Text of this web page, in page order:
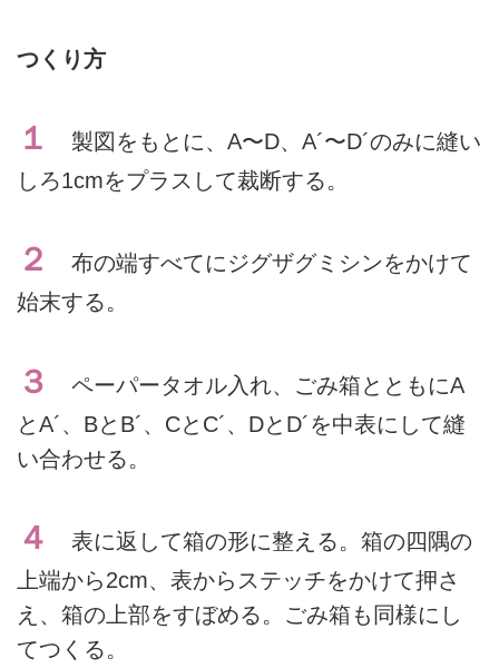
つくり方
１
製図をもとに、A〜D、A´〜D´のみに縫い
しろ1cmをプラスして裁断する。
２
布の端すべてにジグザグミシンをかけて
始末する。
３
ペーパータオル入れ、ごみ箱とともにA
とA´、BとB´、CとC´、DとD´を中表にして縫
い合わせる。
４
表に返して箱の形に整える。箱の四隅の
上端から2cm、表からステッチをかけて押さ
え、箱の上部をすぼめる。ごみ箱も同様にし
てつくる。